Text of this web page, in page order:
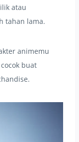
atau
tahan lama.
animemu
buat